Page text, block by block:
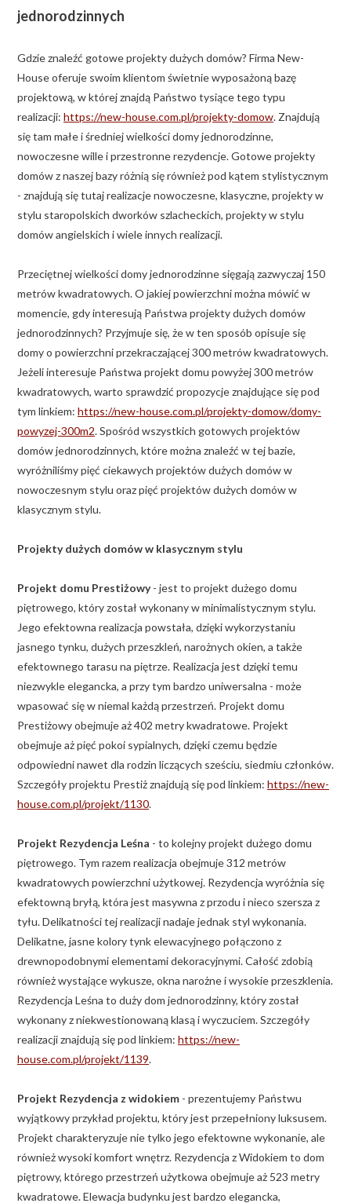
jednorodzinnych
Gdzie znaleźć gotowe projekty dużych domów? Firma New-
House oferuje swoim klientom świetnie wyposażoną bazę
projektową, w której znajdą Państwo tysiące tego typu
realizacji: https://new-house.com.pl/projekty-domow. Znajdują
się tam małe i średniej wielkości domy jednorodzinne,
nowoczesne wille i przestronne rezydencje. Gotowe projekty
domów z naszej bazy różnią się również pod kątem stylistycznym
- znajdują się tutaj realizacje nowoczesne, klasyczne, projekty w
stylu staropolskich dworków szlacheckich, projekty w stylu
domów angielskich i wiele innych realizacji.
Przeciętnej wielkości domy jednorodzinne sięgają zazwyczaj 150
metrów kwadratowych. O jakiej powierzchni można mówić w
momencie, gdy interesują Państwa projekty dużych domów
jednorodzinnych? Przyjmuje się, że w ten sposób opisuje się
domy o powierzchni przekraczającej 300 metrów kwadratowych.
Jeżeli interesuje Państwa projekt domu powyżej 300 metrów
kwadratowych, warto sprawdzić propozycje znajdujące się pod
tym linkiem: https://new-house.com.pl/projekty-domow/domy-
powyzej-300m2. Spośród wszystkich gotowych projektów
domów jednorodzinnych, które można znaleźć w tej bazie,
wyróżniliśmy pięć ciekawych projektów dużych domów w
nowoczesnym stylu oraz pięć projektów dużych domów w
klasycznym stylu.
Projekty dużych domów w klasycznym stylu
Projekt domu Prestiżowy- jest to projekt dużego domu
piętrowego, który został wykonany w minimalistycznym stylu.
Jego efektowna realizacja powstała, dzięki wykorzystaniu
jasnego tynku, dużych przeszkleń, narożnych okien, a także
efektownego tarasu na piętrze. Realizacja jest dzięki temu
niezwykle elegancka, a przy tym bardzo uniwersalna - może
wpasować się w niemal każdą przestrzeń. Projekt domu
Prestiżowy obejmuje aż 402 metry kwadratowe. Projekt
obejmuje aż pięć pokoi sypialnych, dzięki czemu będzie
odpowiedni nawet dla rodzin liczących sześciu, siedmiu członków.
Szczegóły projektu Prestiż znajdują się pod linkiem: https://new-
house.com.pl/projekt/1130.
Projekt Rezydencja Leśna - to kolejny projekt dużego domu
piętrowego. Tym razem realizacja obejmuje 312 metrów
kwadratowych powierzchni użytkowej. Rezydencja wyróżnia się
efektowną bryłą, która jest masywna z przodu i nieco szersza z
tyłu. Delikatności tej realizacji nadaje jednak styl wykonania.
Delikatne, jasne kolory tynk elewacyjnego połączono z
drewnopodobnymi elementami dekoracyjnymi. Całość zdobią
również wystające wykusze, okna narożne i wysokie przeszklenia.
Rezydencja Leśna to duży dom jednorodzinny, który został
wykonany z niekwestionowaną klasą i wyczuciem. Szczegóły
realizacji znajdują się pod linkiem: https://new-
house.com.pl/projekt/1139.
Projekt Rezydencja z widokiem - prezentujemy Państwu
wyjątkowy przykład projektu, który jest przepełniony luksusem.
Projekt charakteryzuje nie tylko jego efektowne wykonanie, ale
również wysoki komfort wnętrz. Rezydencja z Widokiem to dom
piętrowy, którego przestrzeń użytkowa obejmuje aż 523 metry
kwadratowe. Elewacja budynku jest bardzo elegancka,